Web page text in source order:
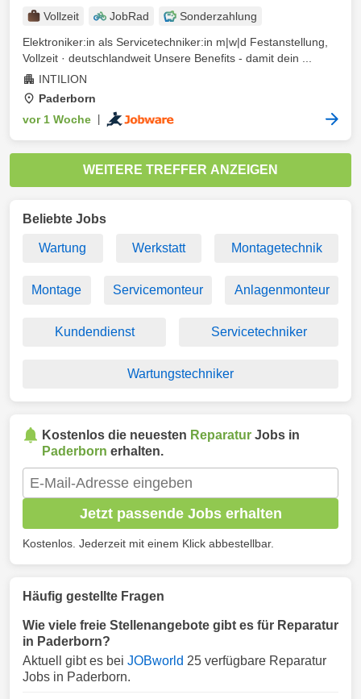
Vollzeit JobRad
Sonderzahlung
Elektroniker:in als Servicetechniker:in m|w|d Festanstellung,
Vollzeit · deutschlandweit Unsere Benefits - damit dein ...
INTILION
Paderborn
vor 1 Woche
WEITERE TREFFER ANZEIGEN
Beliebte Jobs
Wartung Werkstatt Montagetechnik
Montage Servicemonteur Anlagenmonteur
Kundendienst Servicetechniker
Wartungstechniker
Kostenlos die neuesten Reparatur Jobs in
Paderborn erhalten.
Jetzt passende Jobs erhalten
Kostenlos. Jederzeit mit einem Klick abbestellbar.
Häufig gestellte Fragen
Wie viele freie Stellenangebote gibt es für Reparatur
in Paderborn?
Aktuell gibt es bei JOBworld 25 verfügbare Reparatur
Jobs in Paderborn.